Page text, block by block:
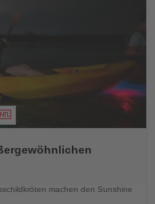
machen den Sunshine